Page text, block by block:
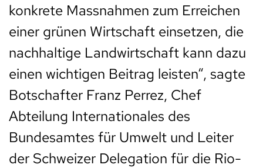
konkrete Massnahmen zum Erreichen
einer grünen Wirtschaft einsetzen, die
nachhaltige Landwirtschaft kann dazu
einen wichtigen Beitrag leisten“, sagte
Botschafter Franz Perrez, Chef
Abteilung Internationales des
Bundesamtes für Umwelt und Leiter
der Schweizer Delegation für die Rio-